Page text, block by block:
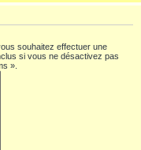
souhaitez effectuer une
si vous ne désactivez pas
».